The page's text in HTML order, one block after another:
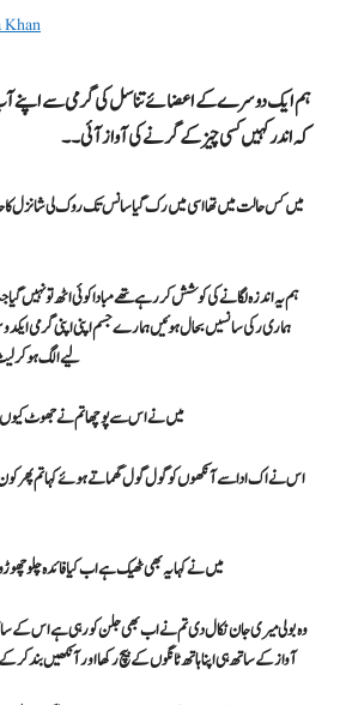
Khan
ہم ایک دوسرے کے اعضائے تناسل کی گرمی سے اپنے
کہ اندر کہیں کسی چیز کے گرنے کی آواز آئی ۔۔
میں کس حالت میں تھا اسی میں رک گیا سانس تک روک لی شانزل کا
ہم یہ اندزہ لگانے کی کوشش کر رہے تھے مبادا کوئی اٹھ تو نہیں گیا
ہماری رکی سانسیں بحال ہوئیں ہمارے جسم اپنی اپنی گرمی
لیے الگ ہو کر
میں نے اس سے پوچھا تم نے جھوٹ
اس نے اک ادا سے آنکھوں کو گول گول گھماتے ہوئے کہا تم پھر
میں نے کہا یہ بھی ٹھیک ہے اب کیا فائدہ چلو چھوڑو
وہ بولی میری جان نکال دی تم نے اب بھی جلن کو رہی ہے اس کے ساتھ
آواز کے ساتھ ہی اپنا ہاتھ ٹانگوں کے بیچ رکھا اور آنکھیں بند